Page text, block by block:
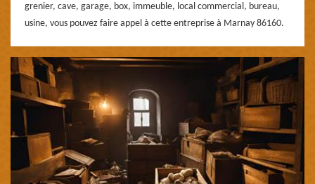
grenier, cave, garage, box, immeuble, local commercial, bureau,
usine, vous pouvez faire appel à cette entreprise à Marnay 86160.